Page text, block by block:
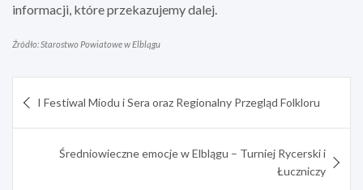
informacji, które przekazujemy dalej.
Źródło: Starostwo Powiatowe w Elblągu
wpisu
I Festiwal Miodu i Sera oraz Regionalny Przegląd Folkloru
Średniowieczne emocje w Elblągu – Turniej Rycerski i
Łuczniczy